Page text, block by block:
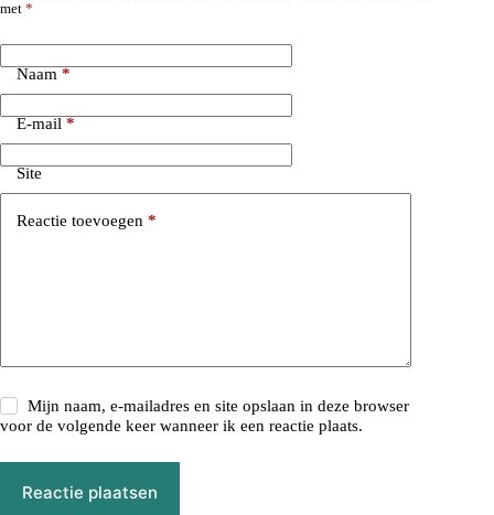
met *
Naam *
E-mail *
Site
Reactie toevoegen *
Mijn naam, e-mailadres en site opslaan in deze browser
voor de volgende keer wanneer ik een reactie plaats.
Reactie plaatsen